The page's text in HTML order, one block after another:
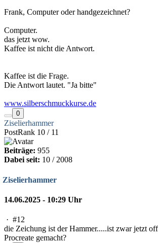
Frank, Computer oder handgezeichnet?
Computer.
das jetzt wow.
Kaffee ist nicht die Antwort.
Kaffee ist die Frage.
Die Antwort lautet. "Ja bitte"
www.silberschmuckkurse.de
0
Ziselierhammer
PostRank 10 / 11
Beiträge: 955
Dabei seit: 10 / 2008
Ziselierhammer
14.06.2025 - 10:29 Uhr
· #12
die Zeichung ist der Hammer.....ist zwar jetzt
Procreate gemacht?